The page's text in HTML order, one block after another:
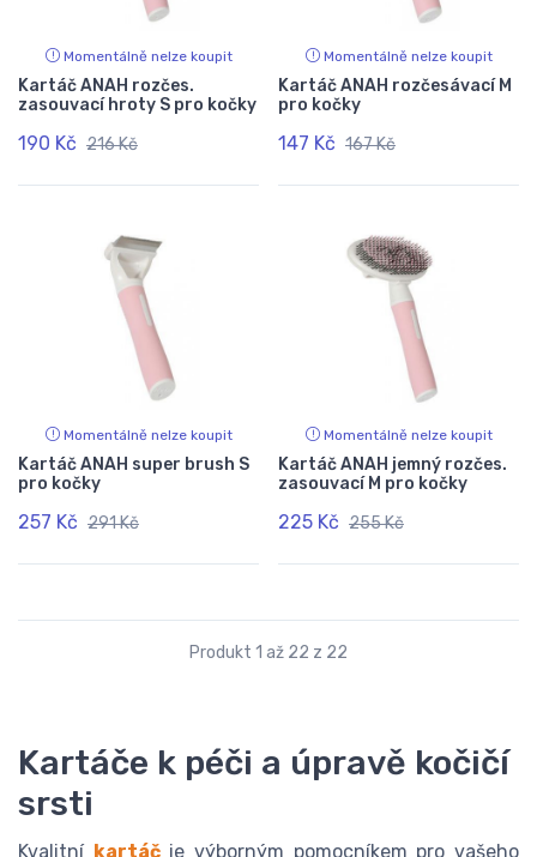
Momentálně nelze koupit
Kartáč ANAH rozčes.
zasouvací hroty S pro kočky
190 Kč 216 Kč
Momentálně nelze koupit
Kartáč ANAH rozčesávací M
pro kočky
147 Kč 167 Kč
Momentálně nelze koupit
Kartáč ANAH super brush S
pro kočky
257 Kč 291 Kč
Momentálně nelze koupit
Kartáč ANAH jemný rozčes.
zasouvací M pro kočky
225 Kč 255 Kč
Produkt 1 až 22 z 22
Kartáče k péči a úpravě kočičí
srsti
Kvalitní kartáč je výborným pomocníkem pro vašeho